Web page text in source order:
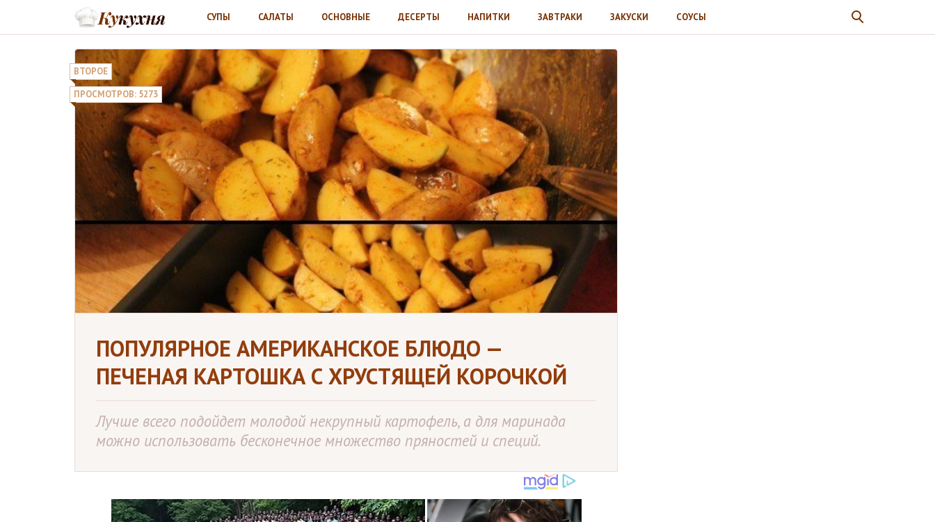
СУПЫ САЛАТЫ ОСНОВНЫЕ ДЕСЕРТЫ НАПИТКИ ЗАВТРАКИ ЗАКУСКИ СОУСЫ
ВТОРОЕ
ПРОСМОТРОВ: 5273
ПОПУЛЯРНОЕ АМЕРИКАНСКОЕ БЛЮДО —
ПЕЧЕНАЯ КАРТОШКА С ХРУСТЯЩЕЙ КОРОЧКОЙ
Лучше всего подойдет молодой некрупный картофель, а для маринада
можно использовать бесконечное множество пряностей и специй.